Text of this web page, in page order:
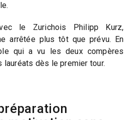
le Zurichois Philipp Kurz,
arrêtée plus tôt que prévu. En
qui a vu les deux compères
dès le premier tour.